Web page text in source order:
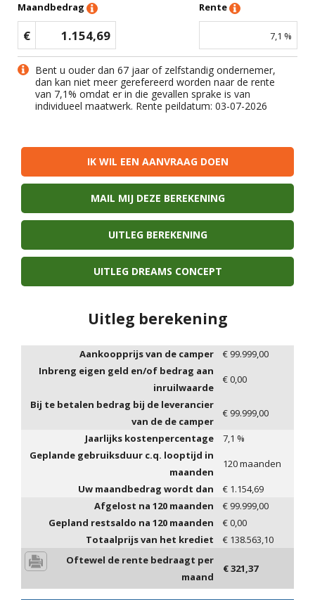
Maandbedrag
€ 1.154,69
Rente
7,1 %
Bent u ouder dan 67 jaar of zelfstandig ondernemer,
dan kan niet meer gerefereerd worden naar de rente
van 7,1% omdat er in die gevallen sprake is van
individueel maatwerk. Rente peildatum: 03-07-2026
IK WIL EEN AANVRAAG DOEN
MAIL MIJ DEZE BEREKENING
UITLEG BEREKENING
UITLEG DREAMS CONCEPT
Uitleg berekening
Aankoopprijs van de camper € 99.999,00
Inbreng eigen geld en/of bedrag aan
inruilwaarde
€0,00
Bij te betalen bedrag bij de leverancier
van de de camper
€ 99.999,00
Jaarlijks kostenpercentage
7,1 %
Geplande gebruiksduur c.q. looptijd in
maanden
120maanden
Uw maandbedrag wordt dan
€ 1.154,69
Afgelost na 120 maanden € 99.999,00
Gepland restsaldo na 120 maanden €0,00
Totaalprijs van het krediet
€ 138.563,10
Oftewel de rente bedraagt per
maand
€321,37